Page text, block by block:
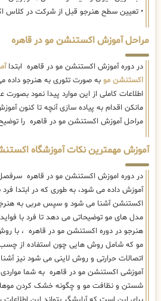
اطلاعات کاملی از این موارد پیدا نمود بصورت
مانکن اقدام به پیاده سازی آنچه تا کنون
مراحل آموزش اکستنشن مو در قاهره را توضیح
آموزش مهمترین نکات آموزشگاه
در دوره اموزش اکستنشن مو در قاهره سرفصل
آموزش داده می شود، به طوری که در ابتدا فرد
اکستنشن آشنا می شود و سپس مربی به
هنرجو در دوره اکستنشن مو در قاهره ، با
مو که شامل روش هایی چون استفاده از چسب
اتصالات حرارتی و روش لاینی می شود نیز
آموزشی اکستنشن مو در قاهره به شما مواردی
شستن و نظافت مو و چگونه خشک کردن موها
برای این است که آرایشگر بتواند این اطلاعات
انتقال دهد تا با انجام آن ها اکستنشن
اصول نگهداری و مراقبت بعد از اکستنشن،
آموزشگاه اکستنشن مو در قاهره محسوب می
کیفیت کار خود باید به آن دقت داشته باشید.
طول دوره اموزش اکستنشن مو در قاهره
است. برخی اوقات مشتری بنا به عللی قصد